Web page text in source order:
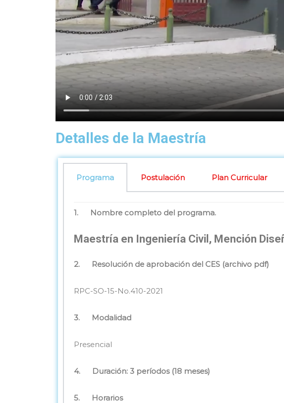
Detalles de la Maestría
Programa Postulación Plan Curricular
1. Nombre completo del programa.
Maestría en Ingeniería Civil, Mención
2. Resolución de aprobación del CES (archivo pdf)
RPC-SO-15-No.410-2021
3. Modalidad
Presencial
4. Duración: 3 períodos (18 meses)
5. Horarios